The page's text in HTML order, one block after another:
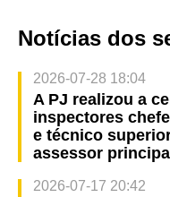
Notícias dos
2026-07-28 18:04
A PJ realizou a
inspectores
e técnico
assessor principal
2026-07-17 20:42